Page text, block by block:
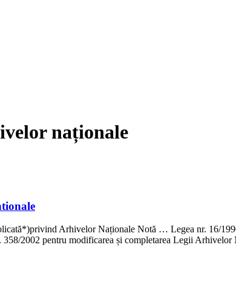
naționale
Arhivelor Naționale Notă … Legea nr. 16/
358/2002 pentru modificarea și completarea Legii